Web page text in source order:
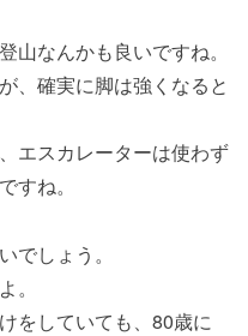
山なんかも良いですね。
、確実に脚は強くなると
エスカレーターは使わず
すね。
でしょう。
。
をしていても、80歳に